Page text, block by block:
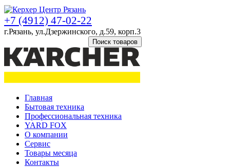
+7 (4912) 47-02-22
г.Рязань, ул.Дзержинского, д.59, корп.3
Поиск товаров
Главная
Бытовая техника
Профессиональная техника
YARD FOX
О компании
Сервис
Товары месяца
Контакты